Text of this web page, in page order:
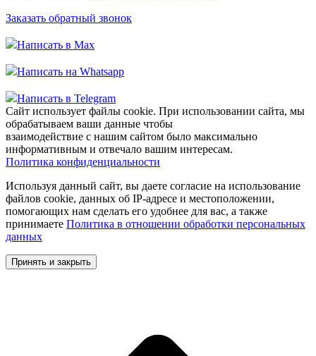
Заказать обратный звонок
Написать в Max
Написать на Whatsapp
Написать в Telegram
Сайт использует файлы cookie. При использовании сайта, мы
обрабатываем ваши данные чтобы
взаимодействие с нашим сайтом было максимально
информативным и отвечало вашим интересам.
Политика конфиденциальности
Используя данный сайт, вы даете согласие на использование
файлов cookie, данных об IP-адресе и местоположении,
помогающих нам сделать его удобнее для вас, а также
принимаете Политика в отношении обработки персональных
данных
Принять и закрыть